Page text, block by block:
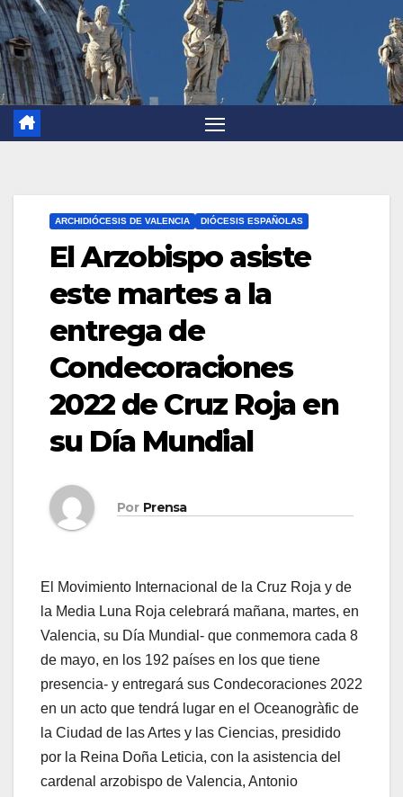
ARCHIDIÓCESIS DE VALENCIA DIÓCESIS ESPAÑOLAS
El Arzobispo asiste
este martes a la
entrega de
Condecoraciones
2022 de Cruz Roja en
su Día Mundial
Por Prensa
El Movimiento Internacional de la Cruz Roja y de
la Media Luna Roja celebrará mañana, martes, en
Valencia, su Día Mundial- que conmemora cada 8
de mayo, en los 192 países en los que tiene
presencia- y entregará sus Condecoraciones 2022
en un acto que tendrá lugar en el Oceanogràfic de
la Ciudad de las Artes y las Ciencias, presidido
por la Reina Doña Leticia, con la asistencia del
cardenal arzobispo de Valencia, Antonio